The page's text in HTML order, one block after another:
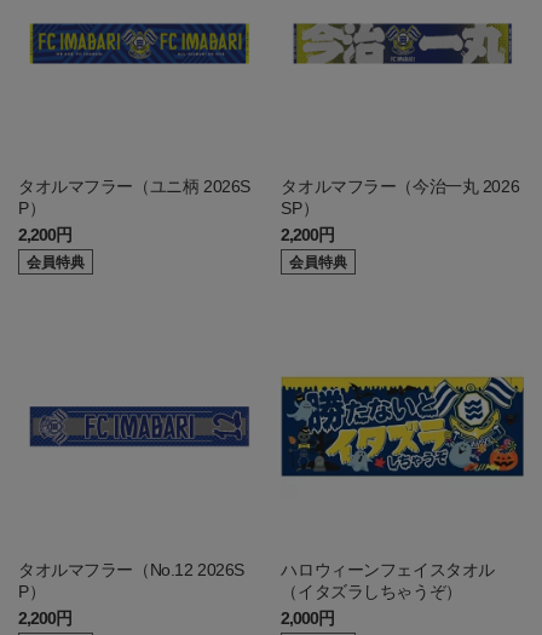
タオルマフラー（ユニ柄 2026S
P）
2,200円
会員特典
タオルマフラー（今治一丸 2026
SP）
2,200円
会員特典
タオルマフラー（No.12 2026S
P）
2,200円
ハロウィーンフェイスタオル
（イタズラしちゃうぞ）
2,000円